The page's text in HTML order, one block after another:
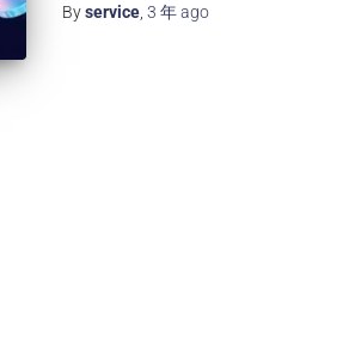
Byservice 3 年ago